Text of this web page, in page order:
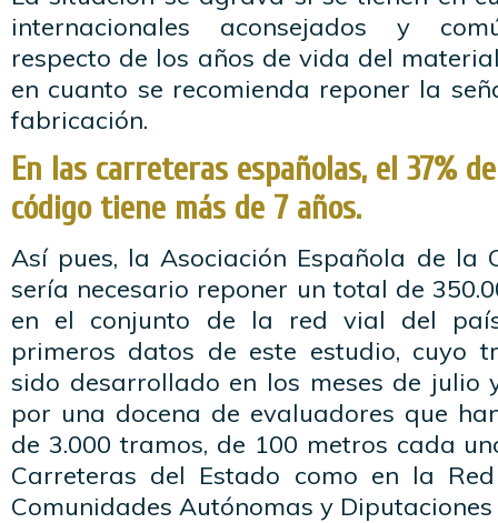
internacionales aconsejados y
respecto de los años de vida del
en cuanto se recomienda reponer la
fabricación.
En las carreteras españolas, el 37%
código tiene más de 7 años.
Así pues, la Asociación Española de la
sería necesario reponer un total de
en el conjunto de la red vial del
primeros datos de este estudio, cuyo
sido desarrollado en los meses de julio
por una docena de evaluadores que
de 3.000 tramos, de 100 metros cada
Carreteras del Estado como en la
Comunidades Autónomas y Diputaciones